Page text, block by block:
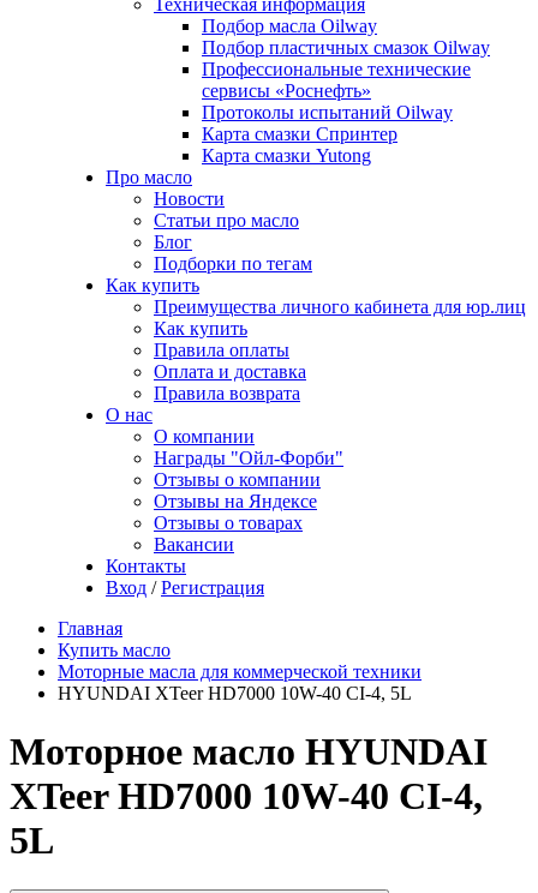
Техническая информация
Подбор масла Oilway
Подбор пластичных смазок Oilway
Профессиональные технические
сервисы «Роснефть»
Протоколы испытаний Oilway
Карта смазки Спринтер
Карта смазки Yutong
Про масло
Новости
Статьи про масло
Блог
Подборки по тегам
Как купить
Преимущества личного кабинета для юр.лиц
Как купить
Правила оплаты
Оплата и доставка
Правила возврата
О нас
О компании
Награды "Ойл-Форби"
Отзывы о компании
Отзывы на Яндексе
Отзывы о товарах
Вакансии
Контакты
Вход / Регистрация
Главная
Купить масло
Моторные масла для коммерческой техники
HYUNDAI XTeer HD7000 10W-40 CI-4, 5L
Моторное масло HYUNDAI
XTeer HD7000 10W-40 CI-4,
5L